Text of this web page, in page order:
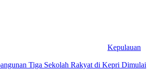
Kepulauan
Tiga Sekolah Rakyat di Kepri Dimulai